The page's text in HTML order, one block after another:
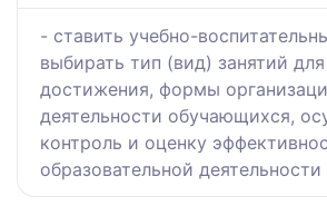
- ставить учебно-
выбирать тип (вид) занятий
достижения, формы
деятельности обучающихся,
контроль и оценку
образовательной деятельности